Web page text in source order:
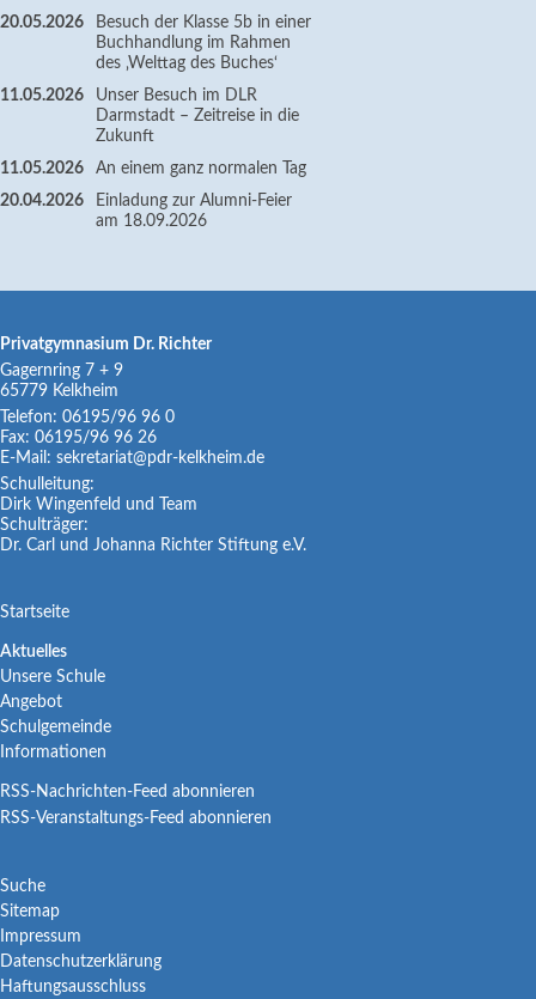
20.05.2026
Besuch der Klasse 5b in einer
Buchhandlung im Rahmen
des ‚Welttag des Buches‘
11.05.2026
Unser Besuch im DLR
Darmstadt – Zeitreise in die
Zukunft
11.05.2026
An einem ganz normalen Tag
20.04.2026
Einladung zur Alumni-Feier
am 18.09.2026
Privatgymnasium Dr. Richter
Gagernring 7 + 9
65779 Kelkheim
Telefon: 06195/96 96 0
Fax: 06195/96 96 26
E-Mail: sekretariat@pdr-kelkheim.de
Schulleitung:
Dirk Wingenfeld und Team
Schulträger:
Dr. Carl und Johanna Richter Stiftung e.V.
Navigation
überspringen
Startseite
Navigation
überspringen
Aktuelles
Unsere Schule
Angebot
Schulgemeinde
Informationen
RSS-Nachrichten-Feed abonnieren
RSS-Veranstaltungs-Feed abonnieren
Navigation
überspringen
Suche
Sitemap
Impressum
Datenschutzerklärung
Haftungsausschluss